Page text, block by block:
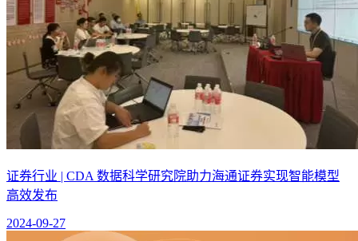
证券行业 | CDA 数据科学研究院助力海通证券实现智能模型
高效发布
2024-09-27